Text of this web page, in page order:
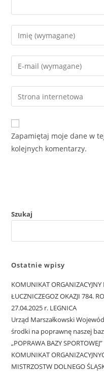
Zapamiętaj moje dane w
kolejnych komentarzy.
Szukaj
Ostatnie wpisy
KOMUNIKAT
ŁUCZNICZEGOZ OKAZJI 784.
27.04.2025 r. LEGNICA
Urząd Marszałkowski
środki na poprawnę naszej
„POPRAWA BAZY SPORTOWEJ”
KOMUNIKAT
MISTRZOSTW DOLNEGO